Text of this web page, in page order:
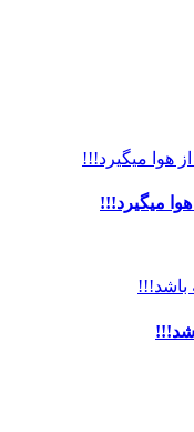
میگیرد!!!